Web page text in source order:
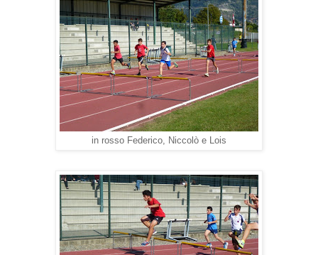
in rosso Federico, Niccolò e Lois